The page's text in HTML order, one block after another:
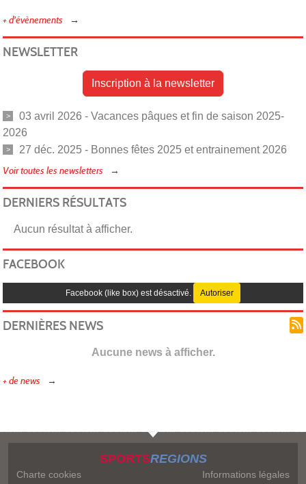
+ d'évènements
NEWSLETTER
Inscription à la newsletter
03 avril 2026 - Vacances pâques et fin de saison 2025-
2026
27 déc. 2025 - Bonnes fêtes 2025 et entrainement 2026
Voir toutes les newsletters
DERNIERS RÉSULTATS
Aucun résultat à afficher.
FACEBOOK
Facebook (like box) est désactivé. Autoriser
DERNIÈRES NEWS
Aucune news à afficher.
+ de news
SPORTSREGIONS
Charte cookies Informations légales